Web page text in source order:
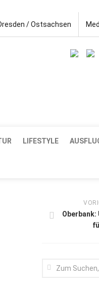
/ Ostsachsen
LIFESTYLE